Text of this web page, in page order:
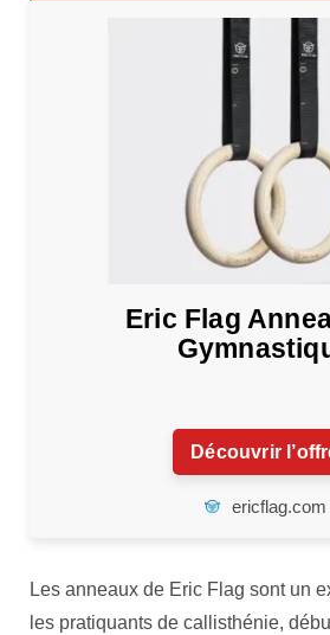
Eric Flag
Découvrir
ericflag.com
Les anneaux de Eric Flag sont un
les pratiquants de callisthénie,